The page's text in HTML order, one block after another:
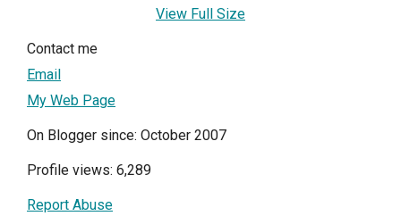
View Full Size
Contact me
Email
My Web Page
On Blogger since: October 2007
Profile views: 6,289
Report Abuse